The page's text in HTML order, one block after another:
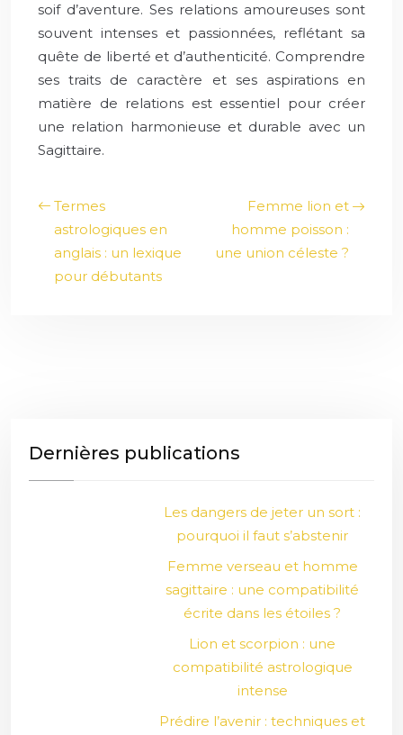
soif d’aventure. Ses relations amoureuses sont
souvent intenses et passionnées, reflétant sa
quête de liberté et d’authenticité. Comprendre
ses traits de caractère et ses aspirations en
matière de relations est essentiel pour créer
une relation harmonieuse et durable avec un
Sagittaire.
Termes
astrologiques en
anglais : un lexique
pour débutants
Femme lion et
homme poisson :
une union céleste ?
Dernières publications
Les dangers de jeter un sort :
pourquoi il faut s’abstenir
Femme verseau et homme
sagittaire : une compatibilité
écrite dans les étoiles ?
Lion et scorpion : une
compatibilité astrologique
intense
Prédire l’avenir : techniques et